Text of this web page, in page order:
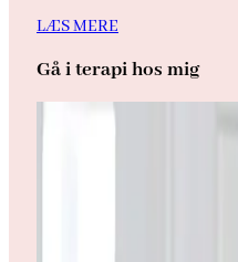
LÆS MERE
Gå i terapi hos mig